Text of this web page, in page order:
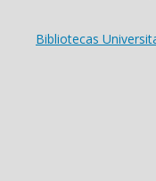
Bibliotecas